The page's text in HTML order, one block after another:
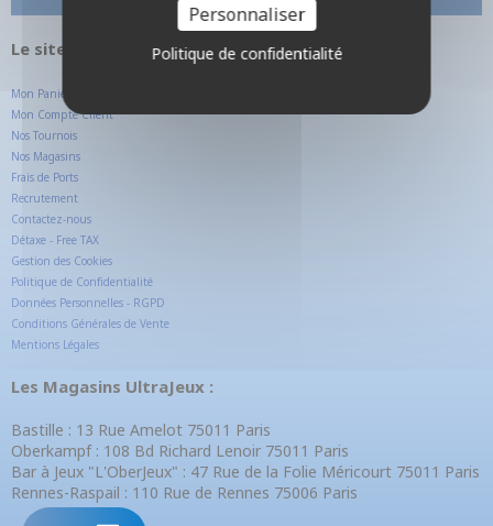
Le site internet UltraJeux.com
Mon Panier
Mon Compte Client
Nos Tournois
Nos Magasins
Frais de Ports
Recrutement
Contactez-nous
Détaxe - Free TAX
Gestion des Cookies
Politique de Confidentialité
Données Personnelles - RGPD
Conditions Générales de Vente
Mentions Légales
Les Magasins UltraJeux :
Bastille : 13 Rue Amelot 75011 Paris
Oberkampf : 108 Bd Richard Lenoir 75011 Paris
Bar à Jeux "L'OberJeux" : 47 Rue de la Folie Méricourt 75011 Paris
Rennes-Raspail : 110 Rue de Rennes 75006 Paris
Personnaliser
Politique de confidentialité